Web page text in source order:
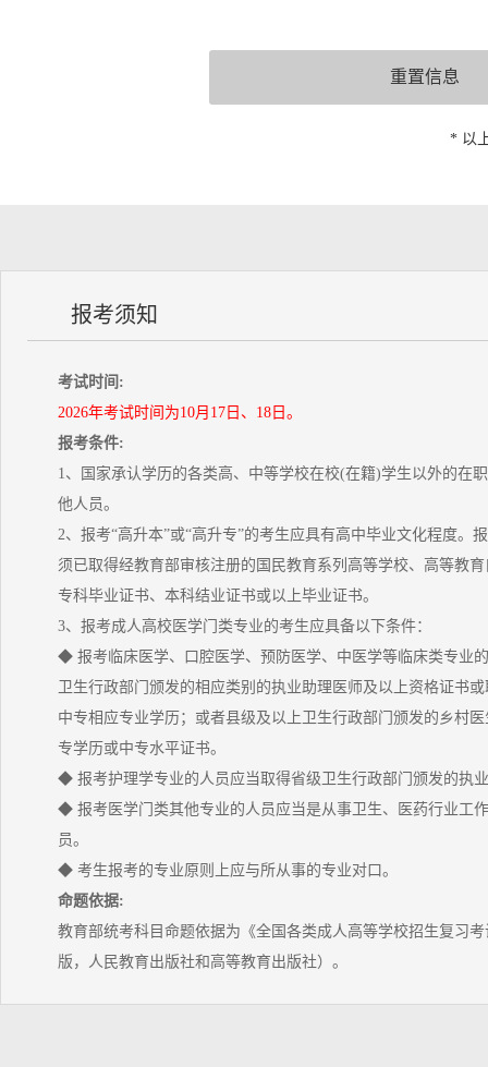
* 以
报考须知
考试时间:
2026年考试时间为10月17日、18日。
报考条件:
1、国家承认学历的各类高、中等学校在校(在籍)学生以外的在
他人员。
2、报考“高升本”或“高升专”的考生应具有高中毕业文化程度。
须已取得经教育部审核注册的国民教育系列高等学校、高等教
专科毕业证书、本科结业证书或以上毕业证书。
3、报考成人高校医学门类专业的考生应具备以下条件：
◆ 报考临床医学、口腔医学、预防医学、中医学等临床类专业
卫生行政部门颁发的相应类别的执业助理医师及以上资格证书
中专相应专业学历；或者县级及以上卫生行政部门颁发的乡村
专学历或中专水平证书。
◆ 报考护理学专业的人员应当取得省级卫生行政部门颁发的执
◆ 报考医学门类其他专业的人员应当是从事卫生、医药行业工
员。
◆ 考生报考的专业原则上应与所从事的专业对口。
命题依据:
教育部统考科目命题依据为《全国各类成人高等学校招生复习考
版，人民教育出版社和高等教育出版社）。